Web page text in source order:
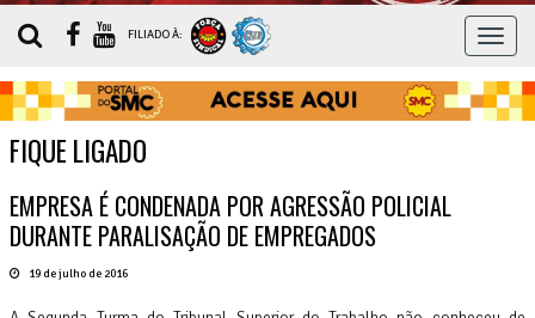
MENU
FILIADO À:
FIQUE LIGADO
EMPRESA É CONDENADA POR AGRESSÃO POLICIAL
DURANTE PARALISAÇÃO DE EMPREGADOS
19 de julho de 2016